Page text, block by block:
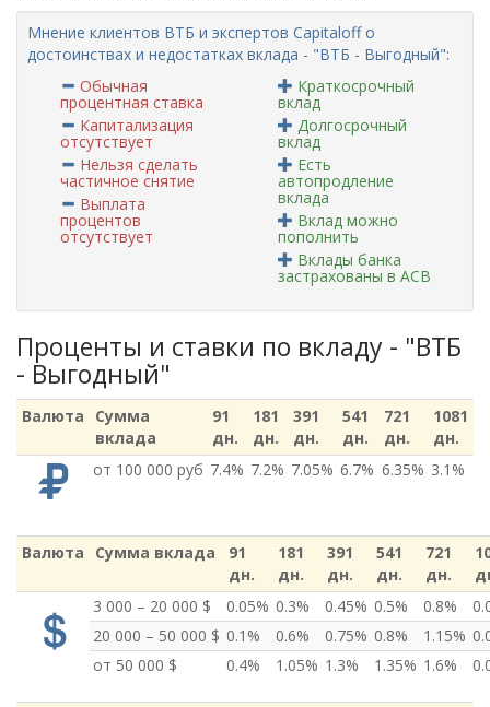
Мнение клиентов ВТБ и экспертов Capitaloff о
достоинствах и недостатках вклада - "ВТБ - Выгодный":
Обычная
процентная ставка
Капитализация
отсутствует
Нельзя сделать
частичное снятие
Выплата
процентов
отсутствует
Краткосрочный
вклад
Долгосрочный
вклад
Есть
автопродление
вклада
Вклад можно
пополнить
Вклады банка
застрахованы в АСВ
Проценты и ставки по вкладу - "ВТБ
- Выгодный"
Валюта
Сумма
вклада
91
дн.
181
дн.
391
дн.
541
дн.
721
дн.
1081
дн.
от 100 000 руб 7.4% 7.2% 7.05% 6.7% 6.35% 3.1%
Валюта Сумма вклада
91
дн.
181
дн.
391
дн.
541
дн.
721
дн.
3 000 – 20 000 $
0.05% 0.3% 0.45% 0.5% 0.8%
20 000 – 50 000 $ 0.1% 0.6% 0.75% 0.8% 1.15%
от 50 000 $
0.4% 1.05% 1.3% 1.35% 1.6%